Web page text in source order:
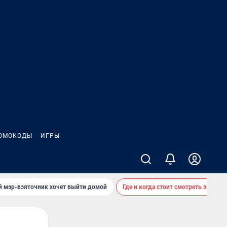
ИГРЫ
мэр-взяточник хочет выйти домой Где и когда стоит смотреть